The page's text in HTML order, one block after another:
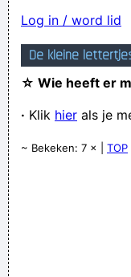
Je moet me
En?
Log in / word lid
De kleine
☆ Wie heeft er
· Klik hier als je
~ Bekeken: 7 × | TOP